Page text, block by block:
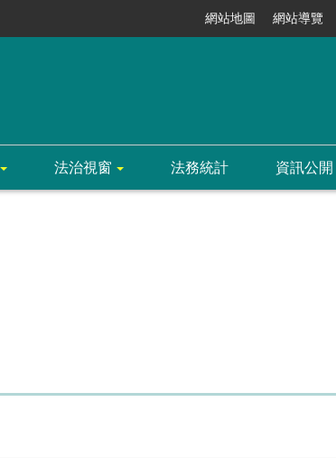
網站地圖 網站導覽
法治視窗 法務統計 資訊公開